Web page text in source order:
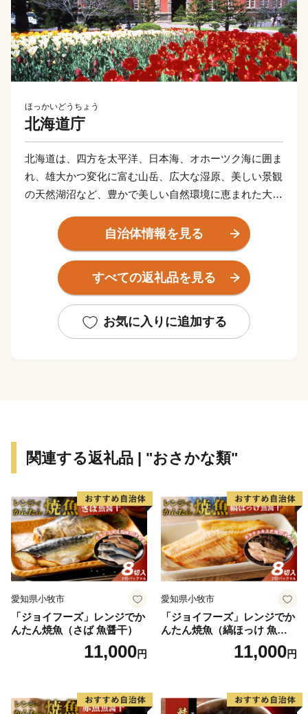
ほっかいどうちょう
北海道庁
北海道は、四方を太平洋、日本海、オホーツク海に囲ま
れ、雄大かつ変化に富む山岳、広大な湿原、美しい景観
の天然湖沼など、豊かで美しい自然環境に恵まれた大地
温帯気候の北限であると同時に、亜寒帯気候の南限に位
置し、年間の平均気温は６～10℃程度、平均降水量は
700～1,700mm程度と、冷涼低湿で梅雨や台風の影響も
ほとんどありません。
が咲くさわやかな夏。川にサケが遡上し、山々が赤や黄
に染まる紅葉の秋。そして、スキー、スケート、スノー
す。
が少ないと思われがちな北海道ですが、道内にはアイヌ
の人々によって保存・伝承されてきた古式舞踊や本州か
らの移住者によって伝えられた民俗芸能や祭りなど、特
有の歴史・文化が数多く残っています。
こうした本道ならではの独自性とその魅力を活かしなが
道」を目指した取組を進めておりますので、ふるさと納
税を通じて北海道を応援していただけますようお願いい
自治体情報を見る
すべての返礼品を見る
お気に入りに追加する
関連する返礼品 | "おさかな類"
愛知県小牧市
「ジョイフーズ」レンジでか
んたん焼魚（さば 魚醤干）
11,000円
愛知県小牧市
「ジョイフーズ」レンジでか
んたん焼魚（縞ほっけ 魚醤
11,000円